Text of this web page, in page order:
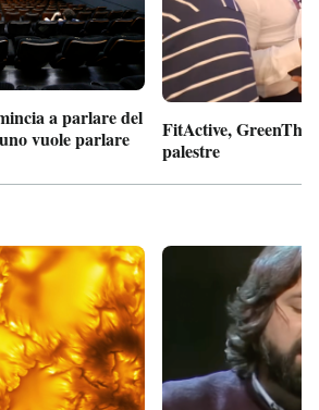
a parlare del
vuole parlare
FitActive,
palestre